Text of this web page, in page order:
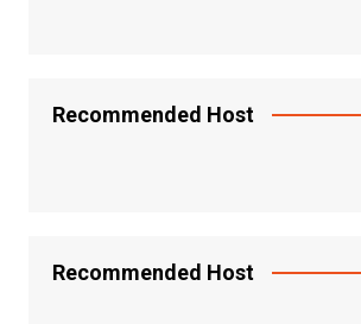
Recommended Host
Recommended Host